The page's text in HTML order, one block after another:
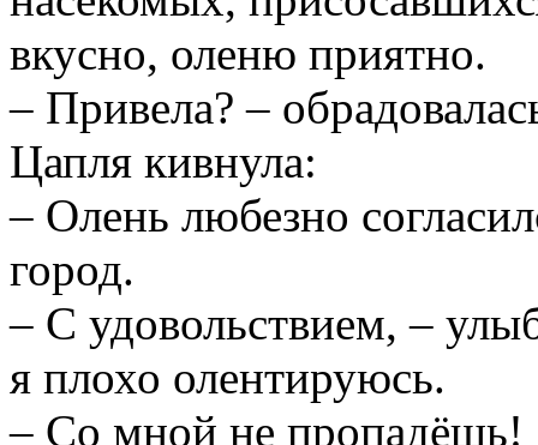
вкусно, оленю приятно.
– Привела? –
Цапля кивнула:
– Олень любезно
город.
– С удовольствием, –
я плохо олентируюсь.
– Со мной не пропадёшь!